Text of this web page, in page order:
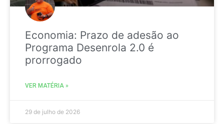
Economia: Prazo de adesão ao
Programa Desenrola 2.0 é
prorrogado
VER MATÉRIA »
29 de julho de 2026